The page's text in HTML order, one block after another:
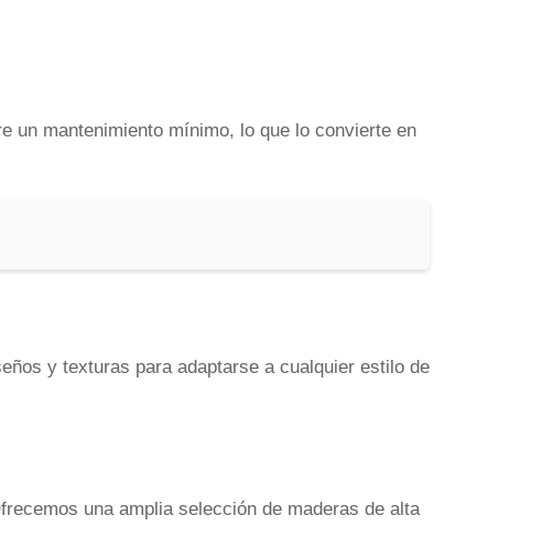
un mantenimiento mínimo, lo que lo convierte en
y texturas para adaptarse a cualquier estilo de
una amplia selección de maderas de alta